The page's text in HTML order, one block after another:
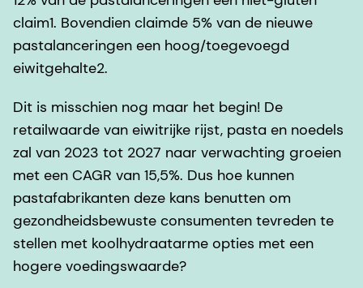
claim1. Bovendien claimde 5% van de nieuwe
pastalanceringen een hoog/toegevoegd
eiwitgehalte2.
Dit is misschien nog maar het begin! De
retailwaarde van eiwitrijke rijst, pasta en noedels
zal van 2023 tot 2027 naar verwachting groeien
met een CAGR van 15,5%. Dus hoe kunnen
pastafabrikanten deze kans benutten om
gezondheidsbewuste consumenten tevreden te
stellen met koolhydraatarme opties met een
hogere voedingswaarde?